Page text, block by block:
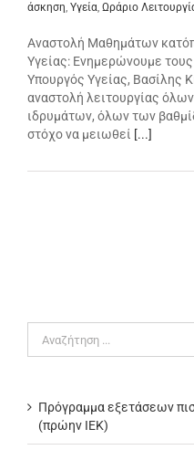
άσκηση, Υγεία, Ωράριο
Αναστολή Μαθημάτων
Υγείας: Ενημερώνουμε
Υπουργός Υγείας, Βασίλης
αναστολή λειτουργίας
ιδρυμάτων, όλων των
στόχο να μειωθεί [...]
για:
Πρόγραμμα εξετάσεων
(πρώην ΙΕΚ)